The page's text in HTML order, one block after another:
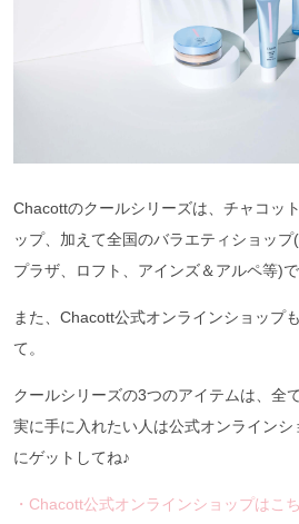
Chacottのクールシリーズは、チャコッ
ップ、加えて全国のバラエティショップ
プラザ、ロフト、アインズ＆アルペ等)
また、Chacott公式オンラインショップ
て。
クールシリーズの3つのアイテムは、
実に手に入れたい人は公式オンライン
にゲットしてね♪
・Chacott公式オンラインショップは